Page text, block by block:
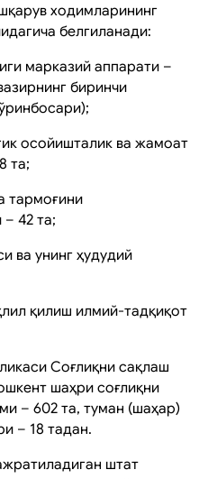
ходимларининг
белгиланади:
марказий аппарати –
биринчи
осойишталик ва жамоат
та;
тармоғини
42 та;
ва унинг ҳудудий
қилиш илмий-тадқиқот
Соғлиқни сақлаш
шаҳри соғлиқни
– 602 та, туман (шаҳар)
– 18 тадан.
штат